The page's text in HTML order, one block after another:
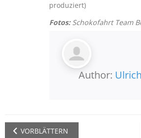
produziert)
Fotos:Schokofahrt Team
Author:
VORBLÄTTERN